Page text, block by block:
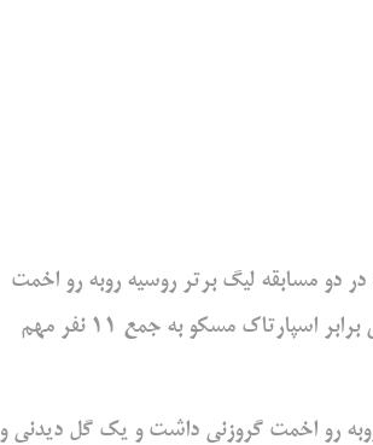
دو مسابقه لیگ برتر روسیه روبه رو اخمت
گروزنی و روبین کازان به‌گفتن یار جانشین به زمین رفته می بود، در دیدار امشب تیمش برابر اسپارتاک مسکو به جمع 11 نفر مهم
رو اخمت گروزنی داشت و یک گل دیدنی و